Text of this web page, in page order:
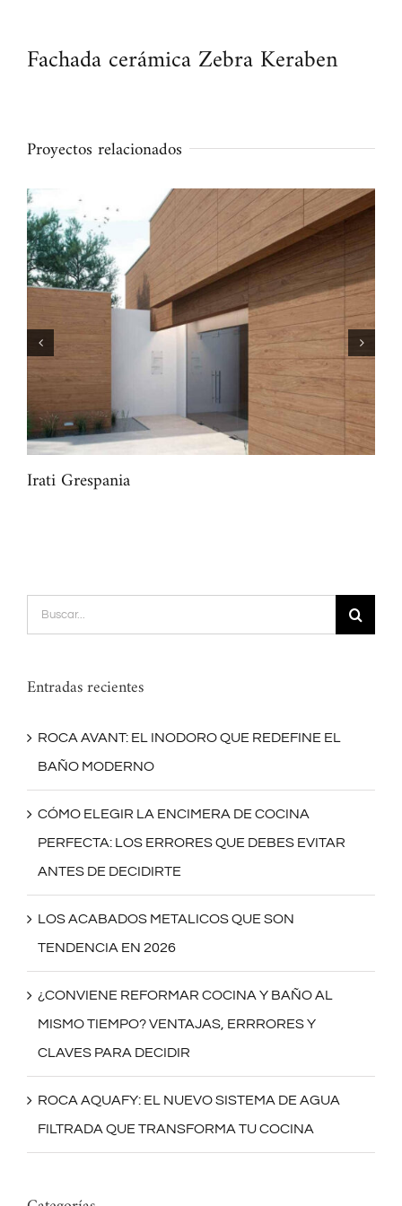
Fachada cerámica Zebra Keraben
Proyectos relacionados
Irati Grespania
Buscar:
Entradas recientes
ROCA AVANT: EL INODORO QUE REDEFINE EL
BAÑO MODERNO
CÓMO ELEGIR LA ENCIMERA DE COCINA
PERFECTA: LOS ERRORES QUE DEBES EVITAR
ANTES DE DECIDIRTE
LOS ACABADOS METALICOS QUE SON
TENDENCIA EN 2026
¿CONVIENE REFORMAR COCINA Y BAÑO AL
MISMO TIEMPO? VENTAJAS, ERRRORES Y
CLAVES PARA DECIDIR
ROCA AQUAFY: EL NUEVO SISTEMA DE AGUA
FILTRADA QUE TRANSFORMA TU COCINA